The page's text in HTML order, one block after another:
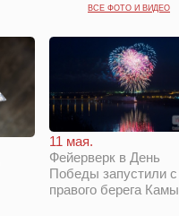
ВСЕ ФОТО И ВИДЕО
11 мая.
Фейерверк в День
Победы запустили с
правого берега Камы